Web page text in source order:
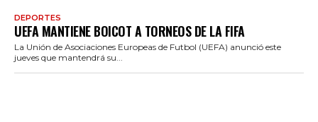
DEPORTES
UEFA MANTIENE BOICOT A TORNEOS DE LA FIFA
La Unión de Asociaciones Europeas de Futbol (UEFA) anunció este
jueves que mantendrá su...